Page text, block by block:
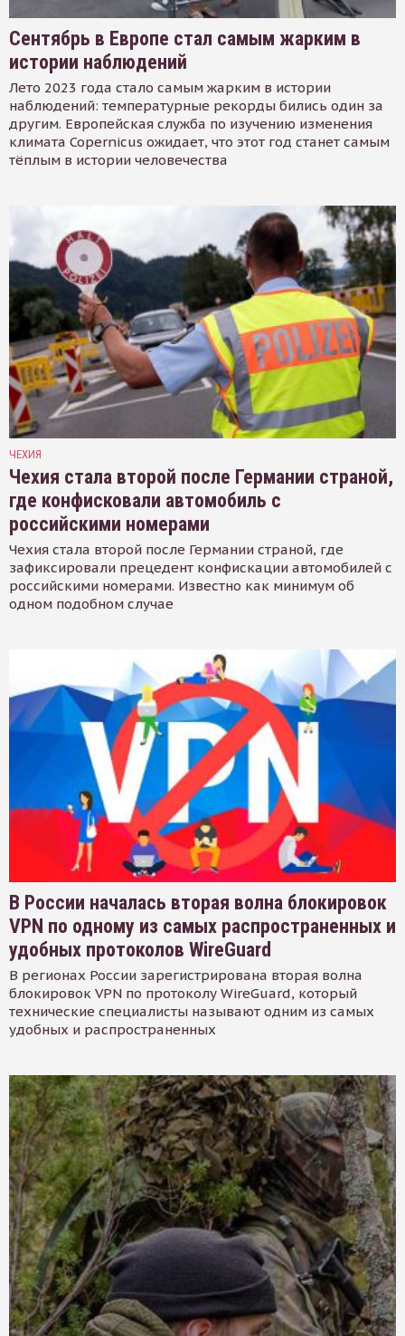
Сентябрь в Европе стал самым жарким в
истории наблюдений
Лето 2023 года стало самым жарким в истории
наблюдений: температурные рекорды бились один за
другим. Европейская служба по изучению изменения
климата Copernicus ожидает, что этот год станет самым
тёплым в истории человечества
ЧЕХИЯ
Чехия стала второй после Германии страной,
где конфисковали автомобиль с
российскими номерами
Чехия стала второй после Германии страной, где
зафиксировали прецедент конфискации автомобилей с
российскими номерами. Известно как минимум об
одном подобном случае
В России началась вторая волна блокировок
VPN по одному из самых распространенных и
удобных протоколов WireGuard
В регионах России зарегистрирована вторая волна
блокировок VPN по протоколу WireGuard, который
технические специалисты называют одним из самых
удобных и распространенных